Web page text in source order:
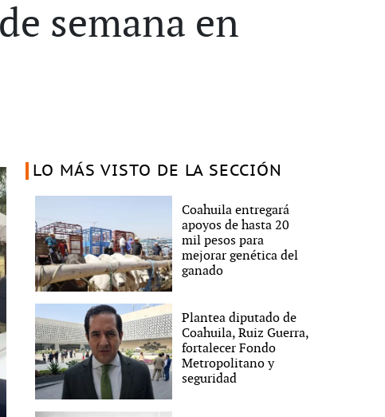
semana en
LO MÁS VISTO DE LA SECCIÓN
Coahuila entregará
apoyos de hasta 20
mil pesos para
mejorar genética del
ganado
Plantea diputado de
Coahuila, Ruiz Guerra,
fortalecer Fondo
Metropolitano y
seguridad